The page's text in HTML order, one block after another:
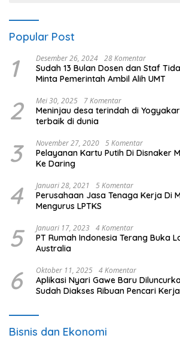
Popular Post
1 Desember 26, 2024 28 Komentar
Sudah 13 Bulan Dosen dan Staf
Minta Pemerintah Ambil Alih UMT
2 Mei 30, 2025 7 Komentar
Meninjau desa terindah di
terbaik di dunia
3 November 27, 2020 5 Komentar
Pelayanan Kartu Putih Di Disnaker
Ke Daring
4 Januari 28, 2021 5 Komentar
Perusahaan Jasa Tenaga Kerja Di
Mengurus LPTKS
5 Januari 17, 2023 4 Komentar
PT Rumah Indonesia Terang Buka
Australia
6 Oktober 11, 2025 4 Komentar
Aplikasi Nyari Gawe Baru
Sudah Diakses Ribuan Pencari Kerja
Bisnis dan Ekonomi